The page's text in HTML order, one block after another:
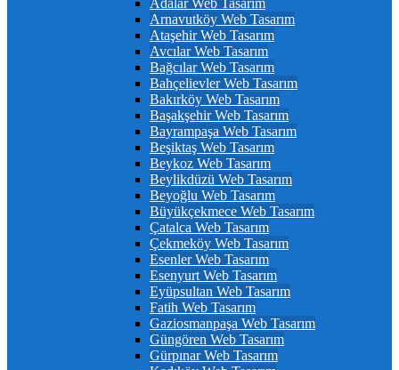
Adalar Web Tasarım
Arnavutköy Web Tasarım
Ataşehir Web Tasarım
Avcılar Web Tasarım
Bağcılar Web Tasarım
Bahçelievler Web Tasarım
Bakırköy Web Tasarım
Başakşehir Web Tasarım
Bayrampaşa Web Tasarım
Beşiktaş Web Tasarım
Beykoz Web Tasarım
Beylikdüzü Web Tasarım
Beyoğlu Web Tasarım
Büyükçekmece Web Tasarım
Çatalca Web Tasarım
Çekmeköy Web Tasarım
Esenler Web Tasarım
Esenyurt Web Tasarım
Eyüpsultan Web Tasarım
Fatih Web Tasarım
Gaziosmanpaşa Web Tasarım
Güngören Web Tasarım
Gürpınar Web Tasarım